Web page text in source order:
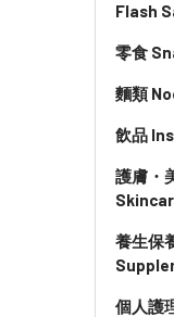
Flash
零食
麵類
飲品
護膚・
養生保
個人護